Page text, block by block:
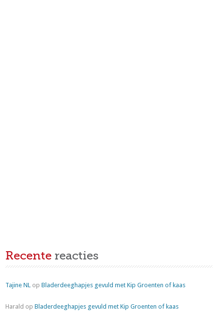
Recente reacties
Tajine NL opBladerdeeghapjes gevuld met Kip Groenten of kaas
Harald opBladerdeeghapjes gevuld met Kip Groenten of kaas